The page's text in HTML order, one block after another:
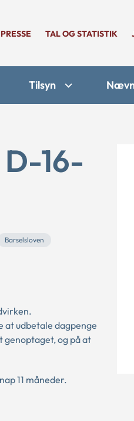
PRESSE TAL OG STATISTIK
Tilsyn
16-
Barselsloven
at udbetale dagpenge
genoptaget, og på at
11 måneder.